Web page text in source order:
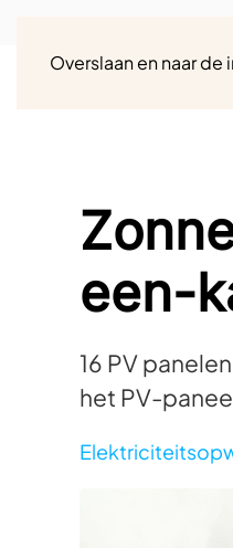
Overslaan en naar de
een-
16 PV
het PV-